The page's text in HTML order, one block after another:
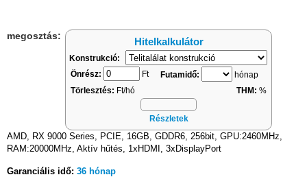
megosztás:
Hitelkalkulátor
Konstrukció:
Önrész:
Ft Futamidő:
hónap
Törlesztés: Ft/hó THM: %
Részletek
AMD, RX 9000 Series, PCIE, 16GB, GDDR6, 256bit, GPU:2460MHz,
RAM:20000MHz, Aktív hűtés, 1xHDMI, 3xDisplayPort
Garanciális idő: 36 hónap